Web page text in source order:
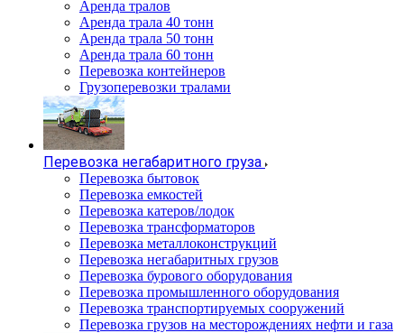
Аренда тралов
Аренда трала 40 тонн
Аренда трала 50 тонн
Аренда трала 60 тонн
Перевозка контейнеров
Грузоперевозки тралами
Перевозка негабаритного груза
Перевозка бытовок
Перевозка емкостей
Перевозка катеров/лодок
Перевозка трансформаторов
Перевозка металлоконструкций
Перевозка негабаритных грузов
Перевозка бурового оборудования
Перевозка промышленного оборудования
Перевозка транспортируемых сооружений
Перевозка грузов на месторождениях нефти и газа